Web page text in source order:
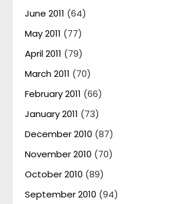
June 2011 (64)
May 2011 (77)
April 2011 (79)
March 2011 (70)
February 2011 (66)
January 2011 (73)
December 2010 (87)
November 2010 (70)
October 2010 (89)
September 2010 (94)